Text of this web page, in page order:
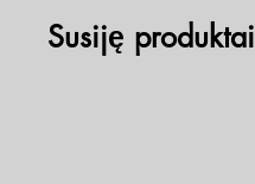
Susiję produktai